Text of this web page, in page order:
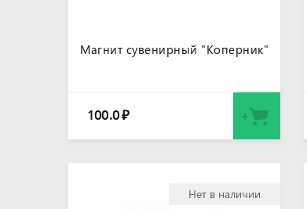
Магнит сувенирный "Коперник"
100.0₽
Нет в наличии